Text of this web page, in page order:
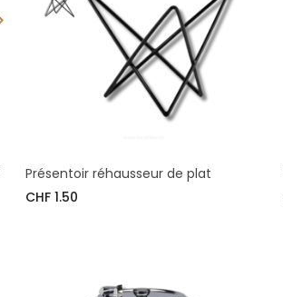
Présentoir réhausseur de plat
CHF 1.50